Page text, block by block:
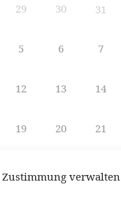
Zustimmung verwalten
29 30 31
5 6 7
12 13 14
19 20 21